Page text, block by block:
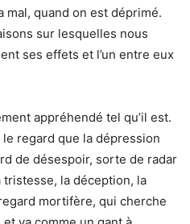
mal, quand on est déprimé.
sur lesquelles nous
ses effets et l’un entre eux
appréhendé tel qu’il est.
le regard que la dépression
de désespoir, sorte de radar
la déception, la
mortifère, qui cherche